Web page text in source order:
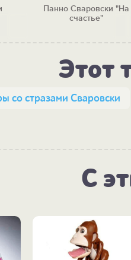
Панно Сваровски "На
счастье"
Этот
со стразами Сваровски
С